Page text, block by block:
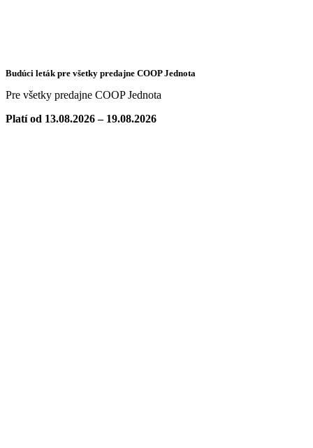
Budúci leták pre všetky predajne COOP Jednota
Pre všetky predajne COOP Jednota
Platí od 13.08.2026 – 19.08.2026